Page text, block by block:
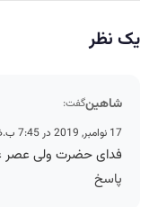
یک نظر
شاهینگفت:
17 نوامبر, 2019 در 7:45 ب.ظ
فدای حضرت ولی
پاسخ